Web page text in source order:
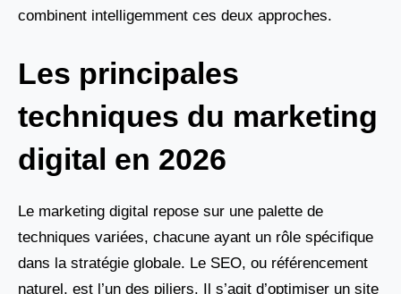
combinent intelligemment ces deux approches.
Les principales
techniques du marketing
digital en 2026
Le marketing digital repose sur une palette de
techniques variées, chacune ayant un rôle spécifique
dans la stratégie globale. Le SEO, ou référencement
naturel, est l’un des piliers. Il s’agit d’optimiser un site